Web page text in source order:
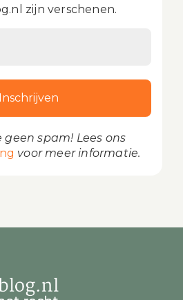
zijn verschenen.
geen spam! Lees ons
voor meer informatie.